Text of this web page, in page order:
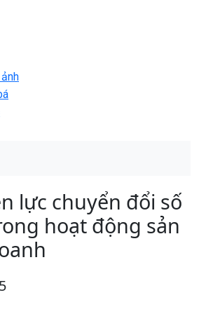
lực chuyển đổi số
hoạt động sản